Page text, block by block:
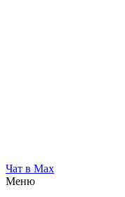
Чат в Max
Меню